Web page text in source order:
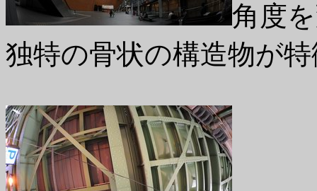
角度
独特の骨状の構造物が